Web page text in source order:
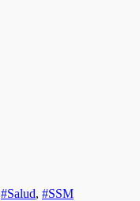
#Salud, #SSM